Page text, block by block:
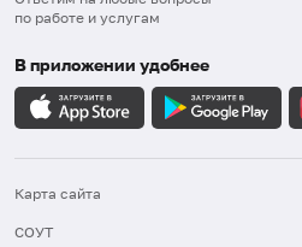
по работе и услугам
В приложении удобнее
Карта сайта
СОУТ